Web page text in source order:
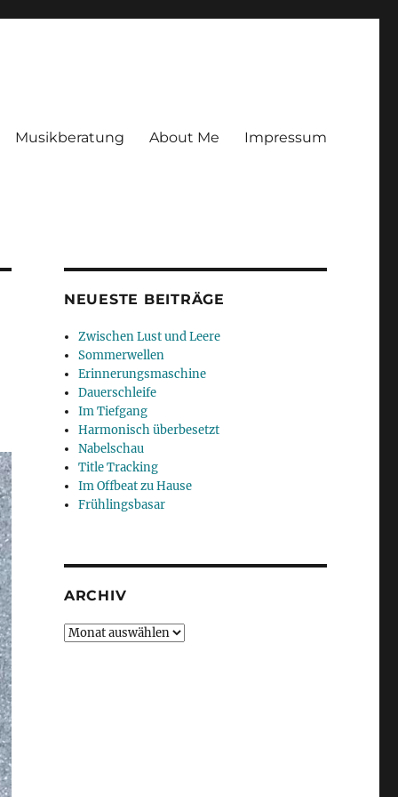
Musikberatung About Me Impressum
NEUESTE BEITRÄGE
Zwischen Lust und Leere
Sommerwellen
Erinnerungsmaschine
Dauerschleife
Im Tiefgang
Harmonisch überbesetzt
Nabelschau
Title Tracking
Im Offbeat zu Hause
Frühlingsbasar
ARCHIV
Archiv